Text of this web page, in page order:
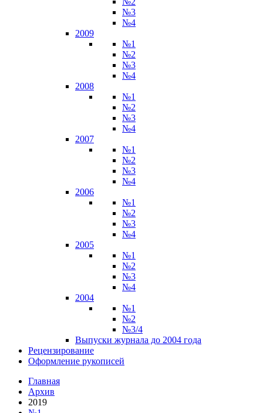
№3
№4
2009
№1
№2
№3
№4
2008
№1
№2
№3
№4
2007
№1
№2
№3
№4
2006
№1
№2
№3
№4
2005
№1
№2
№3
№4
2004
№1
№2
№3/4
Выпуски журнала до 2004 года
Рецензирование
Оформление рукописей
Главная
Архив
2019